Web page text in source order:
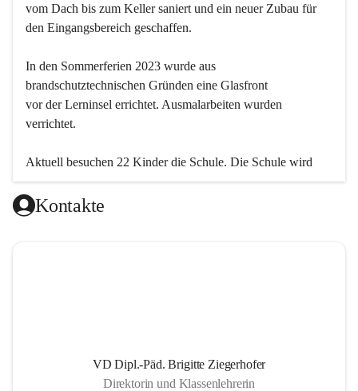
vom Dach bis zum Keller saniert und ein neuer Zubau für
den Eingangsbereich geschaffen.
In den Sommerferien 2023 wurde aus
brandschutztechnischen Gründen eine Glasfront
vor der Lerninsel errichtet. Ausmalarbeiten wurden
verrichtet.
Aktuell besuchen 22 Kinder die Schule. Die Schule wird
einklassig geführt.
Kontakte
VD Dipl.-Päd. Brigitte Ziegerhofer
Direktorin und Klassenlehrerin